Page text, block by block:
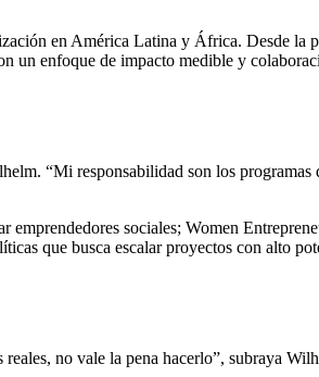
en América Latina y África. Desde la
un enfoque de impacto medible y
“Mi responsabilidad son los programas
emprendedores sociales; Women
que busca escalar proyectos con alto
no vale la pena hacerlo”, subraya